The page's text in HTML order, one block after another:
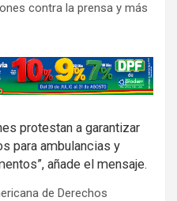
contra la prensa y más
protestan a garantizar
para ambulancias y
añade el mensaje.
de Derechos